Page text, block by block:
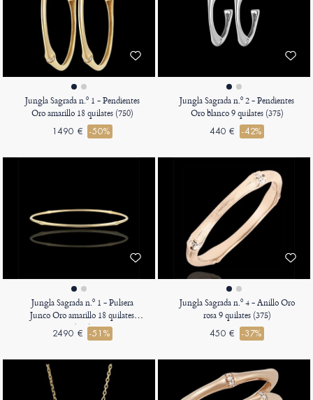
Jungla Sagrada n.º 1 - Pendientes
Oro amarillo 18 quilates (750)
1490 € -50%
Jungla Sagrada n.º 2 - Pendientes
Oro blanco 9 quilates (375)
440 € -42%
Jungla Sagrada n.º 1 - Pulsera
Junco Oro amarillo 18 quilates
(750)
2490 € -51%
Jungla Sagrada n.º 4 - Anillo Oro
rosa 9 quilates (375)
450 € -37%